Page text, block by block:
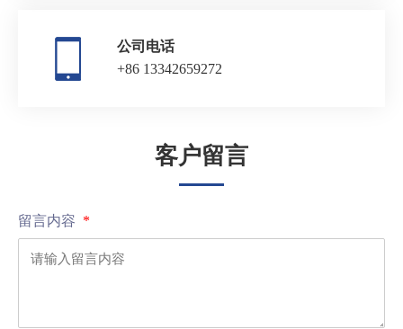
公司电话
+86 13342659272
客户留言
留言内容 *